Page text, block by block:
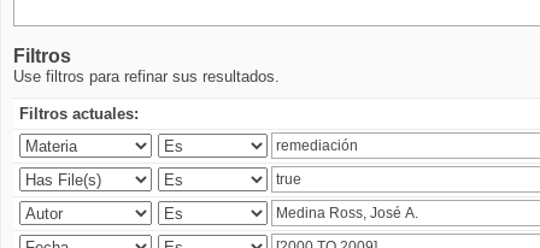
Filtros
Use filtros para refinar sus resultados.
Filtros actuales: